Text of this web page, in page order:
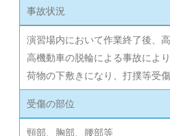
事故状況
演習場内において作業終了後、
高機動車の脱輪による事故によ
荷物の下敷きになり、打撲等受傷
受傷の部位
頸部、胸部、腰部等